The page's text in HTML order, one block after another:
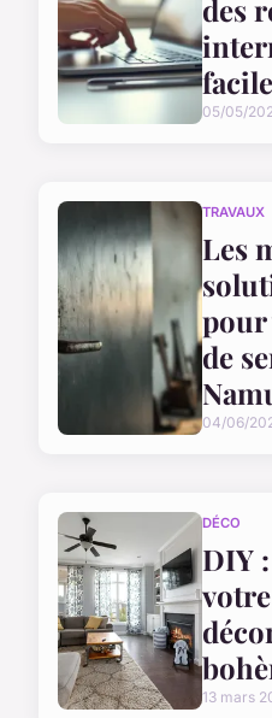
des
05/05/
TRAVAUX
Les
pour
de
04/06/
DÉCO
DIY
13 mars